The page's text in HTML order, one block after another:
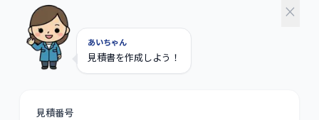
×
あいちゃん
見積書を作成しよう！
見積番号